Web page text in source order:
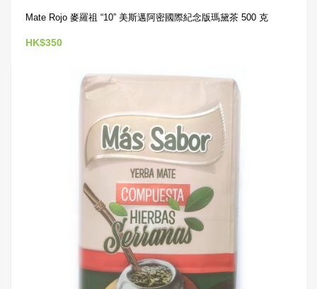
Mate Rojo 麥羅祖 “10” 美斯邁阿密國際紀念版瑪黛茶 500 克
HK$350